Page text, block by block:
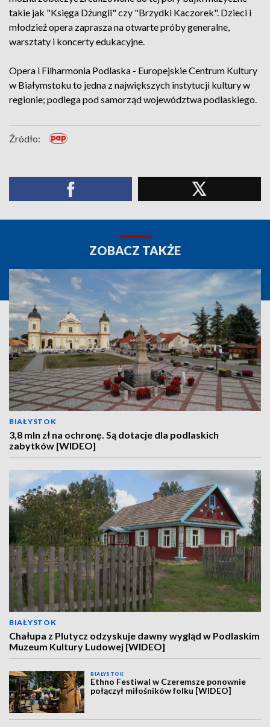
takie jak "Księga Dżungli" czy "Brzydki Kaczorek". Dzieci i
młodzież opera zaprasza na otwarte próby generalne,
warsztaty i koncerty edukacyjne.
Opera i Filharmonia Podlaska - Europejskie Centrum Kultury
w Białymstoku to jedna z największych instytucji kultury w
regionie; podlega pod samorząd województwa podlaskiego.
Źródło:
ZOBACZ TAKŻE
BIAŁYSTOK
3,8 mln zł na ochronę. Są dotacje dla podlaskich
zabytków [WIDEO]
BIAŁYSTOK
Chałupa z Plutycz odzyskuje dawny wygląd w Podlaskim
Muzeum Kultury Ludowej [WIDEO]
BIAŁYSTOK
Ethno Festiwal w Czeremsze ponownie
połączył miłośników folku [WIDEO]